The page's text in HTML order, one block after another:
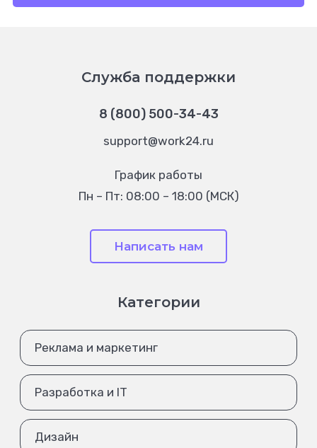
Служба поддержки
8 (800) 500-34-43
support@work24.ru
График работы
Пн – Пт: 08:00 – 18:00 (МСК)
Написать нам
Категории
Реклама и маркетинг
Разработка и IT
Дизайн